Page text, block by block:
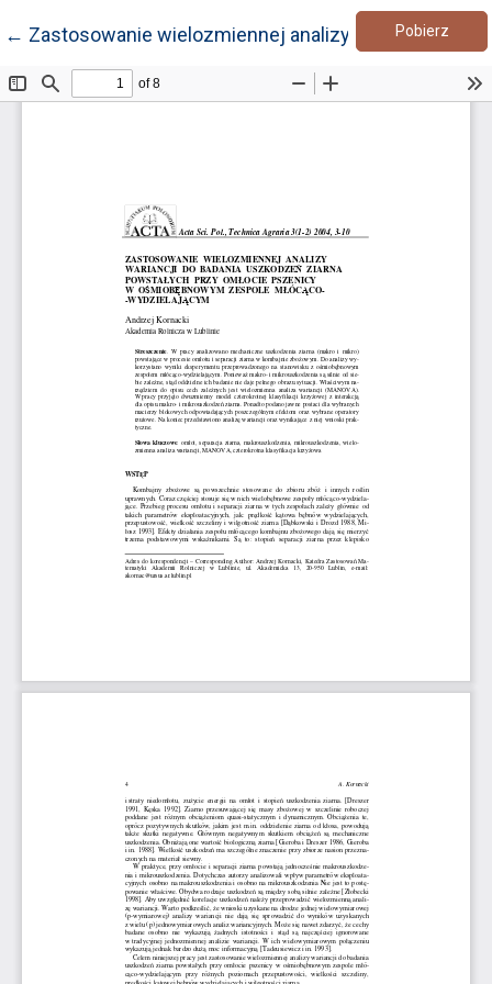
← Wróć do szczegółów artykułu
Zastosowanie wielozmiennej analizy wariancji do
Pobierz